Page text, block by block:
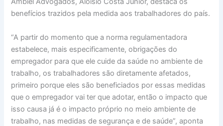
benefícios trazidos pela medida aos trabalhadores do país.
“A partir do momento que a norma regulamentadora
estabelece, mais especificamente, obrigações do
empregador para que ele cuide da saúde no ambiente de
trabalho, os trabalhadores são diretamente afetados,
primeiro porque eles são beneficiados por essas medidas
que o empregador vai ter que adotar, então o impacto que
isso causa já é o impacto próprio no meio ambiente de
trabalho, nas medidas de segurança e de saúde”, aponta